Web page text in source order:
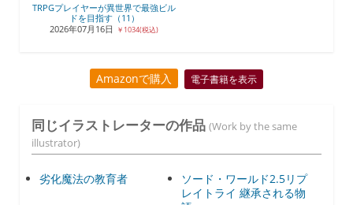
TRPGプレイヤーが異世界で最強ビル
ドを目指す（11）
2026年07月16日
￥1034(税込)
Amazonで購入 電子書籍を表示
同じイラストレーターの作品 (Work by the same
illustrator)
劣化魔法の教育者
ソード・ワールド2.5リプ
レイトライ 継承される物